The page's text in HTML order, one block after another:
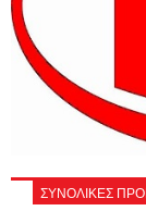
ΣΥΝΟΛΙΚΕΣ